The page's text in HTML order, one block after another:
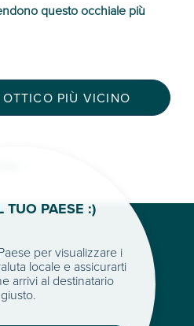
questo occhiale più
PIÙ VICINO
>
TUO PAESE :)
per visualizzare i
locale e assicurarti
arrivi al destinatario
giusto.